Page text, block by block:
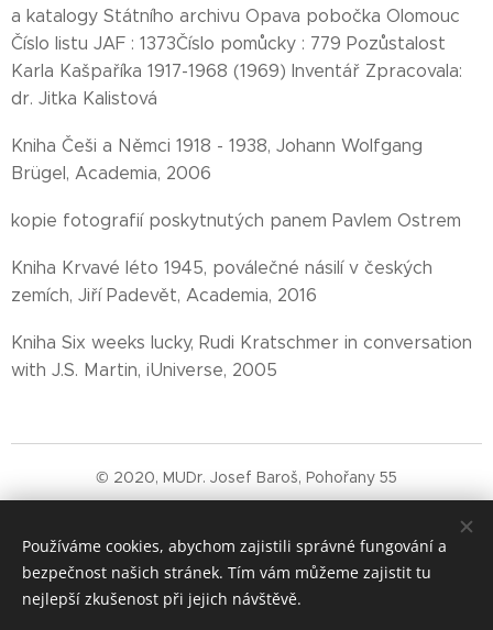
a katalogy Státního archivu Opava pobočka Olomouc
Číslo listu JAF : 1373Číslo pomůcky : 779 Pozůstalost
Karla Kašpaříka 1917-1968 (1969) Inventář Zpracovala:
dr. Jitka Kalistová
Kniha Češi a Němci 1918 - 1938, Johann Wolfgang
Brügel, Academia, 2006
kopie fotografií poskytnutých panem Pavlem Ostrem
Kniha Krvavé léto 1945, poválečné násilí v českých
zemích, Jiří Padevět, Academia, 2016
Kniha Six weeks lucky, Rudi Kratschmer in conversation
with J.S. Martin, iUniverse, 2005
© 2020, MUDr. Josef Baroš, Pohořany 55
Stránky jsou ve výstavbě a budou postupně
aktualizovány o nová zjištění.
Cookies
Používáme cookies, abychom zajistili správné fungování a
bezpečnost našich stránek. Tím vám můžeme zajistit tu
nejlepší zkušenost při jejich návštěvě.